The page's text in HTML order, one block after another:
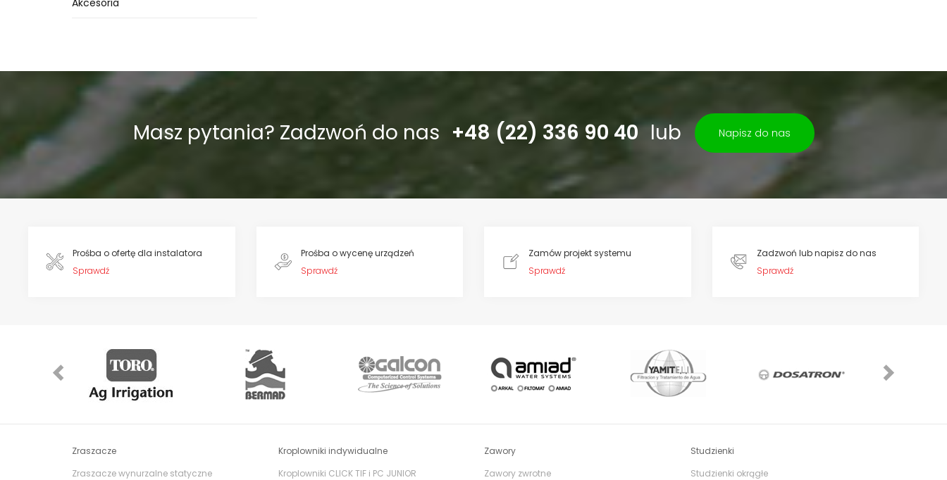
Akcesoria
Masz pytania? Zadzwoń do nas +48 (22) 336 90 40 lub Napisz do nas
Prośba o ofertę dla instalatora
Sprawdź
Prośba o wycenę urządzeń
Sprawdź
Zamów projekt systemu
Sprawdź
Zadzwoń lub napisz do nas
Sprawdź
Zraszacze
Zraszacze wynurzalne statyczne
Kroplowniki indywidualne
Kroplowniki CLICK TIF i PC JUNIOR
Zawory
Zawory zwrotne
Studzienki
Studzienki okrągłe